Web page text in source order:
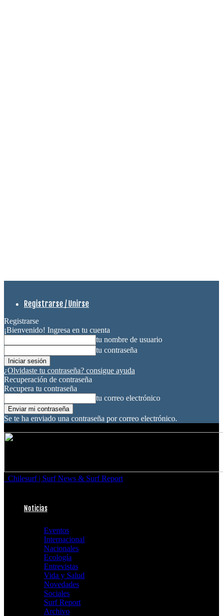
Registrarse / Unirse
Registrarse
¡Bienvenido! Ingresa en tu cuenta
tu nombre de usuario
tu contraseña
¿Olvidaste tu contraseña? consigue ayuda
Recuperación de contraseña
Recupera tu contraseña
tu correo electrónico
Se te ha enviado una contraseña por correo electrónico.
Chilesurf | Surf News & Surf Report
Noticias
Eventos
Internacional
Nacionales
Ecología
Entrevistas
Vida y Salud
Novedades
Sociales
Surf Report
Archivo